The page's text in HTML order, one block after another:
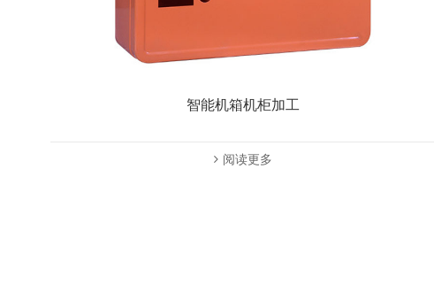
智能机箱机柜加工
阅读更多